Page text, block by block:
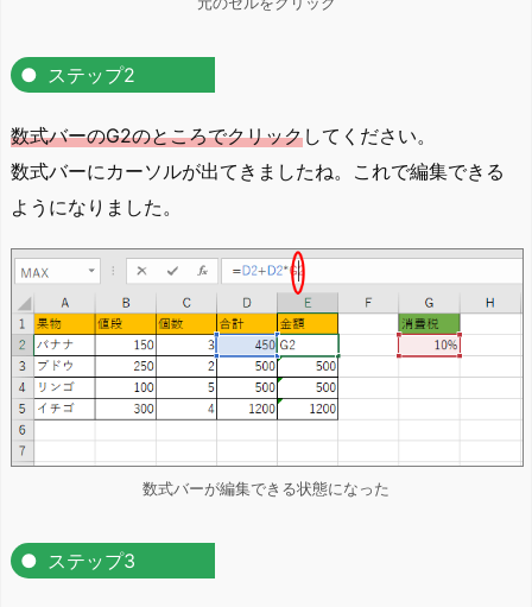
ステップ2
数式バーのG2のところでクリックしてください。
数式バーにカーソルが出てきましたね。これで編集できる
ようになりました。
数式バーが編集できる状態になった
ステップ3